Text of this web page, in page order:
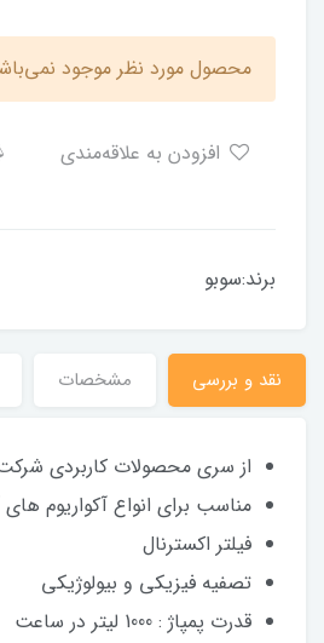
محصول مورد نظر موجود
برند:سوبو
نقد و بررسی مشخصات
از سری محصولات کاربردی
مناسب برای انواع آکواریوم
فیلتر اکسترنال
تصفیه فیزیکی و بیولوژیکی
قدرت پمپاژ : 1000 لیتر در ساعت